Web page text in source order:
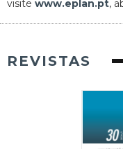
visite www.eplan.pt,
REVISTAS